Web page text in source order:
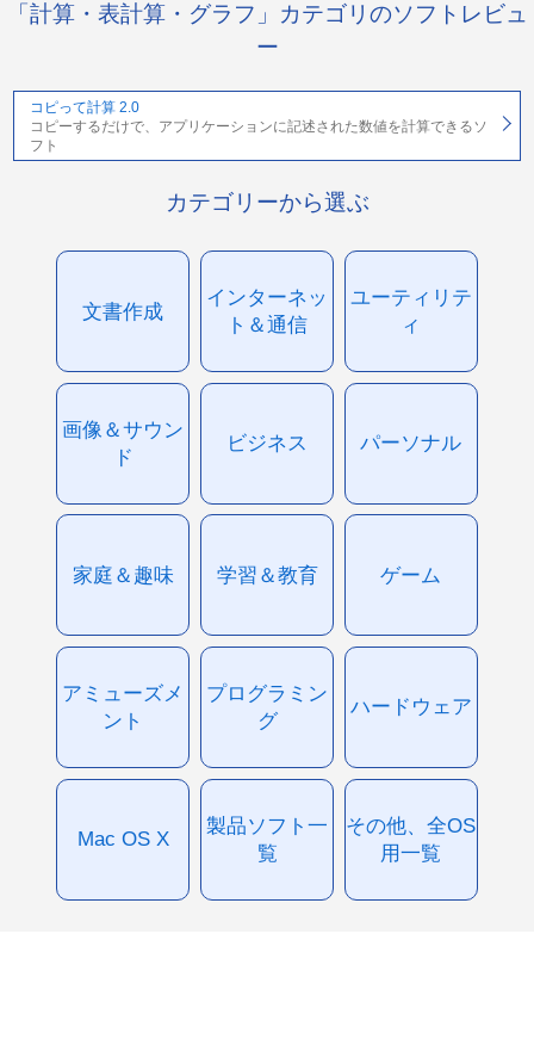
「計算・表計算・グラフ」カテゴリのソフトレビュ
ー
コピって計算 2.0
コピーするだけで、アプリケーションに記述された数値を計算できるソ
フト
カテゴリーから選ぶ
文書作成
インターネッ
ト＆通信
ユーティリテ
ィ
画像＆サウン
ド
ビジネス パーソナル
家庭＆趣味 学習＆教育 ゲーム
アミューズメ
ント
プログラミン
グ
ハードウェア
Mac OS X
製品ソフト一
覧
その他、全OS
用一覧